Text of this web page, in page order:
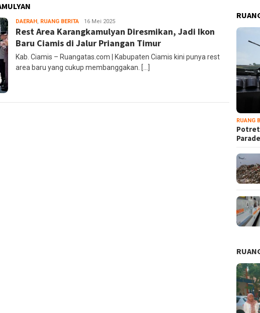
DAERAH, RUANG BERITA Ruang
Editor
16 Mei 2025
Rest Area Karangkamulyan Diresmikan, Jadi Ikon
Baru Ciamis di Jalur Priangan Timur
Kab. Ciamis – Ruangatas.com | Kabupaten Ciamis kini punya rest
area baru yang cukup membanggakan. […]
RUANG
Potret